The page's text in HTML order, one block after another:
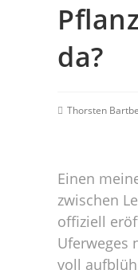
da?
Thorsten
Einen
zwischen
offiziell
Uferweges
voll